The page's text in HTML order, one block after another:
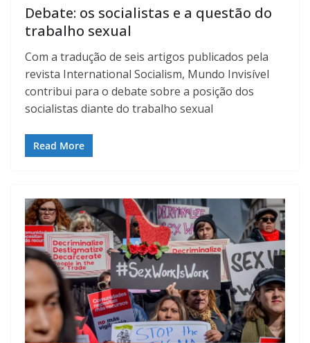
Debate: os socialistas e a questão do
trabalho sexual
Com a tradução de seis artigos publicados pela
revista International Socialism, Mundo Invisível
contribui para o debate sobre a posição dos
socialistas diante do trabalho sexual
Read More